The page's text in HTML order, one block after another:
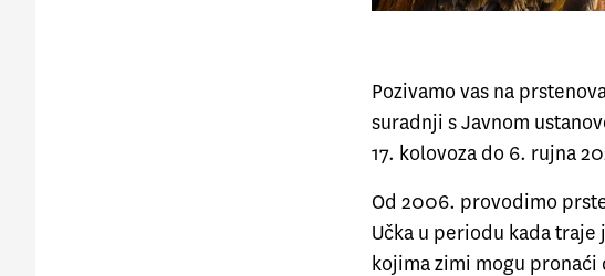
Pozivamo vas na
suradnji s Javnom
17. kolovoza do 6. rujna
Od 2006. provodimo
Učka u periodu kada
kojima zimi mogu